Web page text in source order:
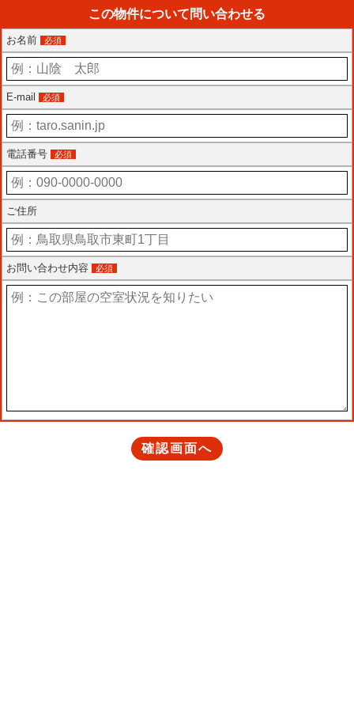
この物件について問い合わせる
お名前 必須
E-mail 必須
電話番号 必須
ご住所
お問い合わせ内容 必須